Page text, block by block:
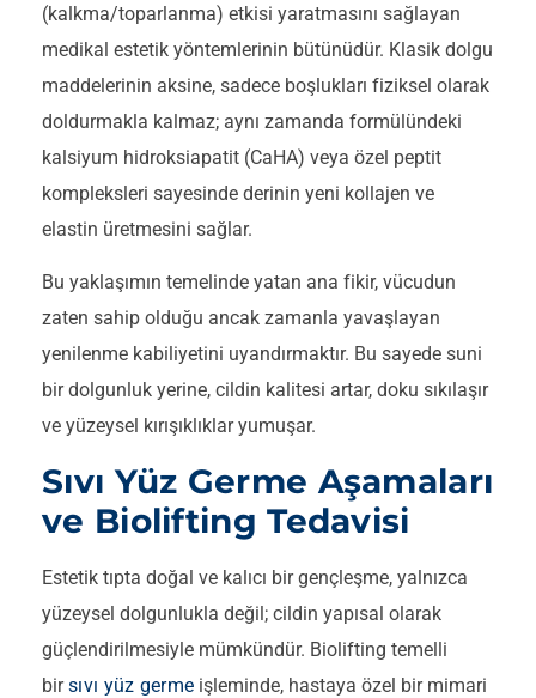
(kalkma/toparlanma) etkisi yaratmasını sağlayan
medikal estetik yöntemlerinin bütünüdür. Klasik dolgu
maddelerinin aksine, sadece boşlukları fiziksel olarak
doldurmakla kalmaz; aynı zamanda formülündeki
kalsiyum hidroksiapatit (CaHA) veya özel peptit
kompleksleri sayesinde derinin yeni kollajen ve
elastin üretmesini sağlar.
Bu yaklaşımın temelinde yatan ana fikir, vücudun
zaten sahip olduğu ancak zamanla yavaşlayan
yenilenme kabiliyetini uyandırmaktır. Bu sayede suni
bir dolgunluk yerine, cildin kalitesi artar, doku sıkılaşır
ve yüzeysel kırışıklıklar yumuşar.
Sıvı Yüz Germe Aşamaları
ve Biolifting Tedavisi
Estetik tıpta doğal ve kalıcı bir gençleşme, yalnızca
yüzeysel dolgunlukla değil; cildin yapısal olarak
güçlendirilmesiyle mümkündür. Biolifting temelli
birsıvı yüz germe işleminde, hastaya özel bir mimari